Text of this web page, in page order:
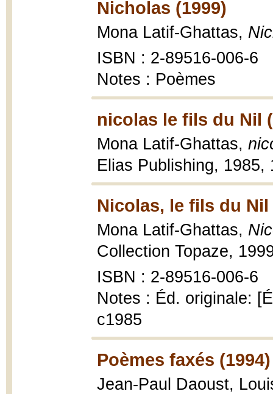
Nicholas (1999)
Mona Latif-Ghattas,
ISBN : 2-89516-006-6
Notes : Poèmes
nicolas le fils du Nil
Mona Latif-Ghattas,
Elias Publishing, 1985,
Nicolas, le fils du Nil
Mona Latif-Ghattas,
Collection Topaze,
ISBN : 2-89516-006-6
Notes : Éd. originale:
c1985
Poèmes faxés (1994)
Jean-Paul Daoust,